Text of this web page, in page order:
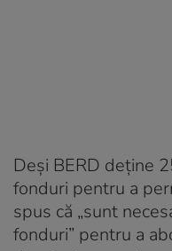
Deși BERD deține
fonduri pentru a
spus că „sunt
fonduri” pentru a